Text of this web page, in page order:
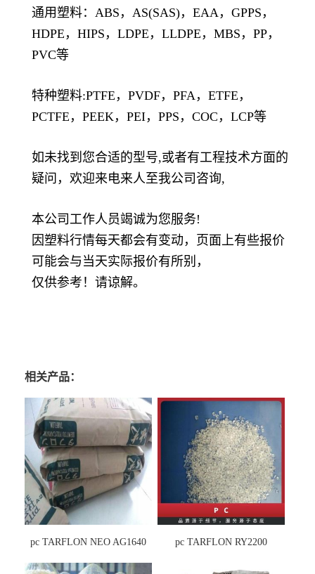
通用塑料：ABS，AS(SAS)，EAA，GPPS，
HDPE，HIPS，LDPE，LLDPE，MBS，PP，
PVC等
特种塑料:PTFE，PVDF，PFA，ETFE，
PCTFE，PEEK，PEI，PPS，COC，LCP等
如未找到您合适的型号,或者有工程技术方面的
疑问，欢迎来电来人至我公司咨询,
本公司工作人员竭诚为您服务!
因塑料行情每天都会有变动，页面上有些报价
可能会与当天实际报价有所别，
仅供参考！请谅解。
相关产品：
pc TARFLON NEO AG1640 pc TARFLON RY2200